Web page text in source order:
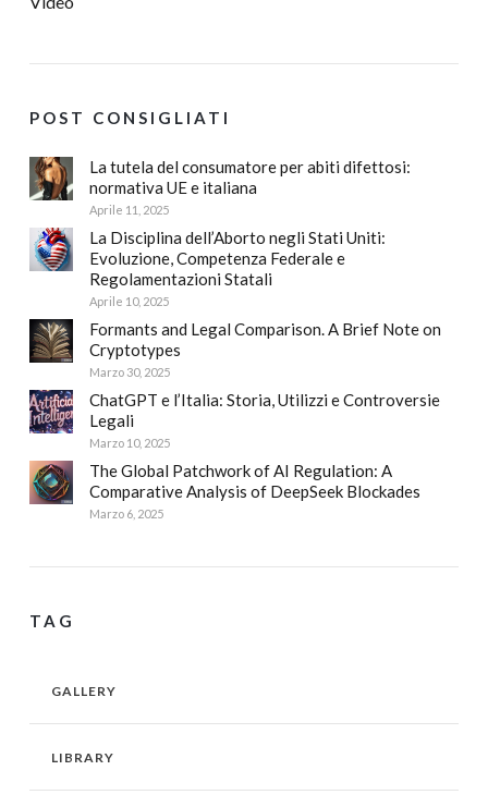
POST CONSIGLIATI
La tutela del consumatore per abiti difettosi:
normativa UE e italiana
Aprile 11, 2025
La Disciplina dell’Aborto negli Stati Uniti:
Evoluzione, Competenza Federale e
Regolamentazioni Statali
Aprile 10, 2025
Formants and Legal Comparison. A Brief Note on
Cryptotypes
Marzo 30, 2025
ChatGPT e l’Italia: Storia, Utilizzi e Controversie
Legali
Marzo 10, 2025
The Global Patchwork of AI Regulation: A
Comparative Analysis of DeepSeek Blockades
Marzo 6, 2025
TAG
GALLERY
LIBRARY